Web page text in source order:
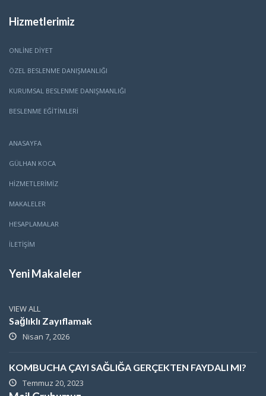
Hizmetlerimiz
ONLINE DIYET
ÖZEL BESLENME DANIŞMANLIĞI
KURUMSAL BESLENME DANIŞMANLIĞI
BESLENME EĞITIMLERI
ANASAYFA
GÜLHAN KOCA
HİZMETLERİMİZ
MAKALELER
HESAPLAMALAR
İLETİŞİM
Yeni Makaleler
VIEW ALL
Sağlıklı Zayıflamak
Nisan 7, 2026
KOMBUCHA ÇAYI SAĞLIĞA GERÇEKTEN FAYDALI MI?
Temmuz 20, 2023